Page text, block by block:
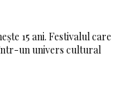
15 ani. Festivalul care
un univers cultural